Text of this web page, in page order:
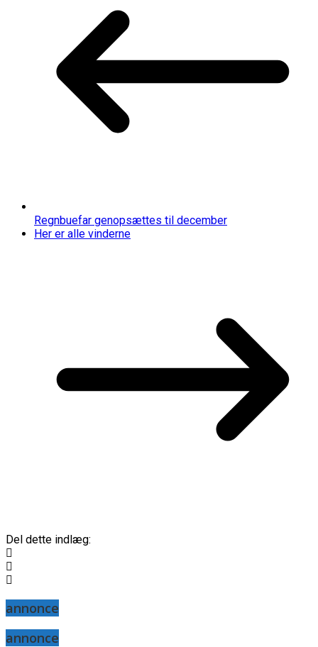
Regnbuefar genopsættes til december
Her er alle vinderne
Del dette indlæg:
annonce
annonce